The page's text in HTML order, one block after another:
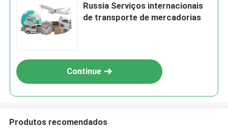
Russia Serviços internacionais
de transporte de mercadorias
Continue
Produtos recomendados